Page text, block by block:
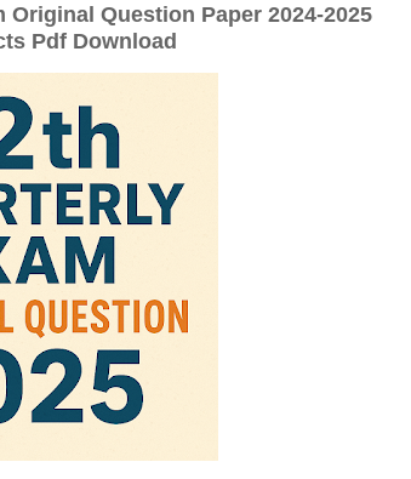
Question Paper 2024-2025
Pdf Download